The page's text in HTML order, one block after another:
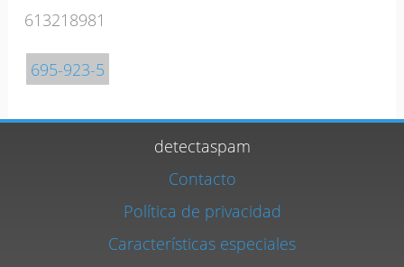
613218981
695-923-5
detectaspam
Contacto
Política de privacidad
Características especiales